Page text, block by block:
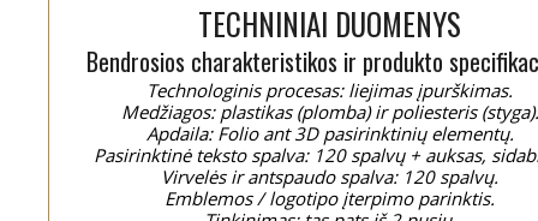
TECHNINIAI DUOMENYS
Bendrosios charakteristikos ir produkto
Technologinis procesas: liejimas įpurškimas.
Medžiagos: plastikas (plomba) ir poliesteris (styga).
Apdaila: Folio ant 3D pasirinktinių elementų.
Pasirinktinė teksto spalva: 120 spalvų + auksas,
Virvelės ir antspaudo spalva: 120 spalvų.
Emblemos / logotipo įterpimo parinktis.